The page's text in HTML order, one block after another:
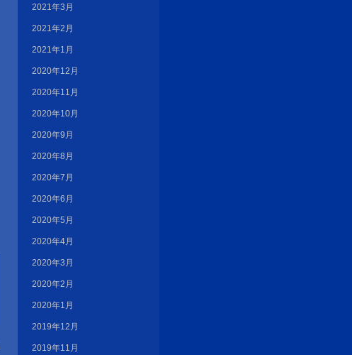
2021年3月
2021年2月
2021年1月
2020年12月
2020年11月
2020年10月
2020年9月
2020年8月
2020年7月
2020年6月
2020年5月
2020年4月
2020年3月
2020年2月
2020年1月
2019年12月
2019年11月